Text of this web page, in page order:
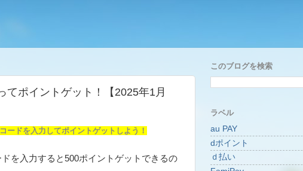
てポイントゲット！【2025年1月
ードを入力してポイントゲットしよう！
を入力すると500ポイントゲットできるの
このブログを検索
ラベル
au PAY
dポイント
ｄ払い